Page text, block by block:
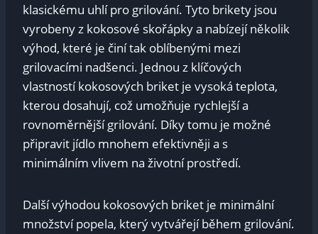
klasickému uhlí pro grilování. Tyto brikety jsou
vyrobeny z kokosové skořápky a nabízejí několik
výhod, které je činí tak oblíbenými mezi
grilovacími nadšenci. Jednou z klíčových
vlastností kokosových briket je vysoká teplota,
kterou dosahují, což umožňuje rychlejší a
rovnoměrnější grilování. Díky tomu je možné
připravit jídlo mnohem efektivněji a s
minimálním vlivem na životní prostředí.
Další výhodou kokosových briket je minimální
množství popela, který vytvářejí během grilování.